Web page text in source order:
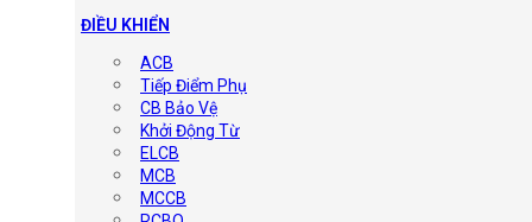
ĐIỀU KHIỂN
ACB
Tiếp Điểm Phụ
CB Bảo Vệ
Khởi Động Từ
ELCB
MCB
MCCB